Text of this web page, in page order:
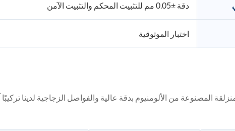
دقة ±0.05 مم للتثبيت المحكم والتثبيت الآمن
اختبار الموثوقية
المصنوعة من الألومنيوم بدقة عالية والفواصل الزجاجية لدينا